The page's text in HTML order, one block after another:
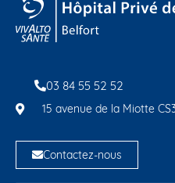
03 84 55 52 52
15 avenue de la Miotte
Contactez-nous